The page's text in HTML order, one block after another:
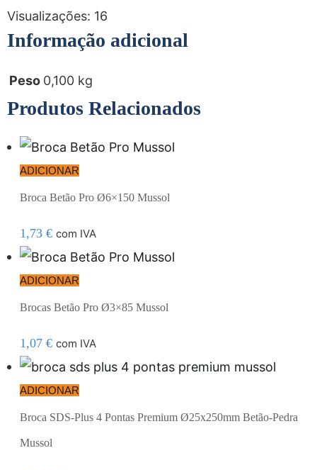
Visualizações: 16
Informação adicional
Peso 0,100 kg
Produtos Relacionados
ADICIONAR
Broca Betão Pro Ø6×150 Mussol
1,73 € com IVA
ADICIONAR
Brocas Betão Pro Ø3×85 Mussol
1,07 € com IVA
ADICIONAR
Broca SDS-Plus 4 Pontas Premium Ø25x250mm Betão-Pedra
Mussol